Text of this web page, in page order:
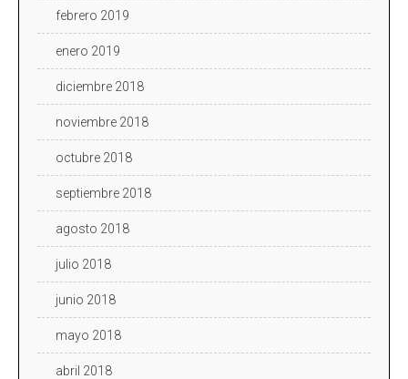
febrero 2019
enero 2019
diciembre 2018
noviembre 2018
octubre 2018
septiembre 2018
agosto 2018
julio 2018
junio 2018
mayo 2018
abril 2018